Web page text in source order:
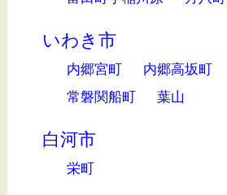
いわき市
内郷宮町 内郷高坂町
常磐関船町
葉山
白河市
栄町